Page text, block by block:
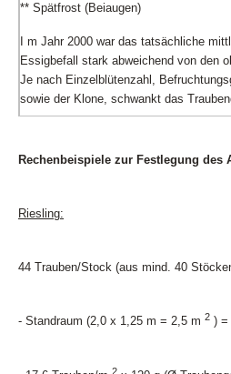
** Spätfrost (Beiaugen)
m Jahr 2000 war das tatsächliche
Essigbefall stark abweichend von den
Je nach Einzelblütenzahl,
sowie der Klone, schwankt das
Rechenbeispiele zur Festlegung des
Riesling:
44 Trauben/Stock (aus mind. 40
- Standraum (2,0 x 1,25 m = 2,5 m 2 ) =
2